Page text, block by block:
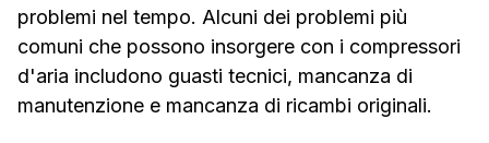
problemi nel tempo. Alcuni dei problemi più
comuni che possono insorgere con i compressori
d'aria includono guasti tecnici, mancanza di
manutenzione e mancanza di ricambi originali.